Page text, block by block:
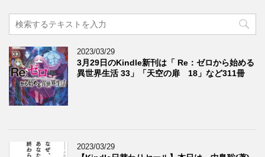
2023/03/29
3月29日のKindle新刊は「 Re：ゼロから始める
異世界生活 33」「天空の扉 18」など311冊
2023/03/29